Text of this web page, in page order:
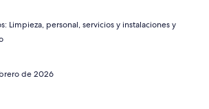
Limpieza, personal, servicios y instalaciones y
de 2026